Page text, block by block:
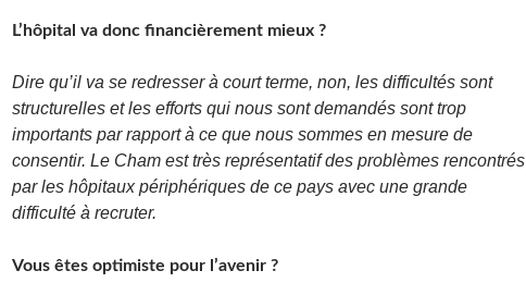
L’hôpital va donc financièrement mieux ?
Dire qu’il va se redresser à court terme, non, les difficultés sont
structurelles et les efforts qui nous sont demandés sont trop
importants par rapport à ce que nous sommes en mesure de
consentir. Le Cham est très représentatif des problèmes rencontrés
par les hôpitaux périphériques de ce pays avec une grande
difficulté à recruter.
Vous êtes optimiste pour l’avenir ?